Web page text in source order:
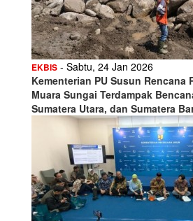
EKBIS - Sabtu, 24 Jan 2026
Kementerian PU Susun Rencana
Muara Sungai Terdampak
Sumatera Utara, dan Sumatera